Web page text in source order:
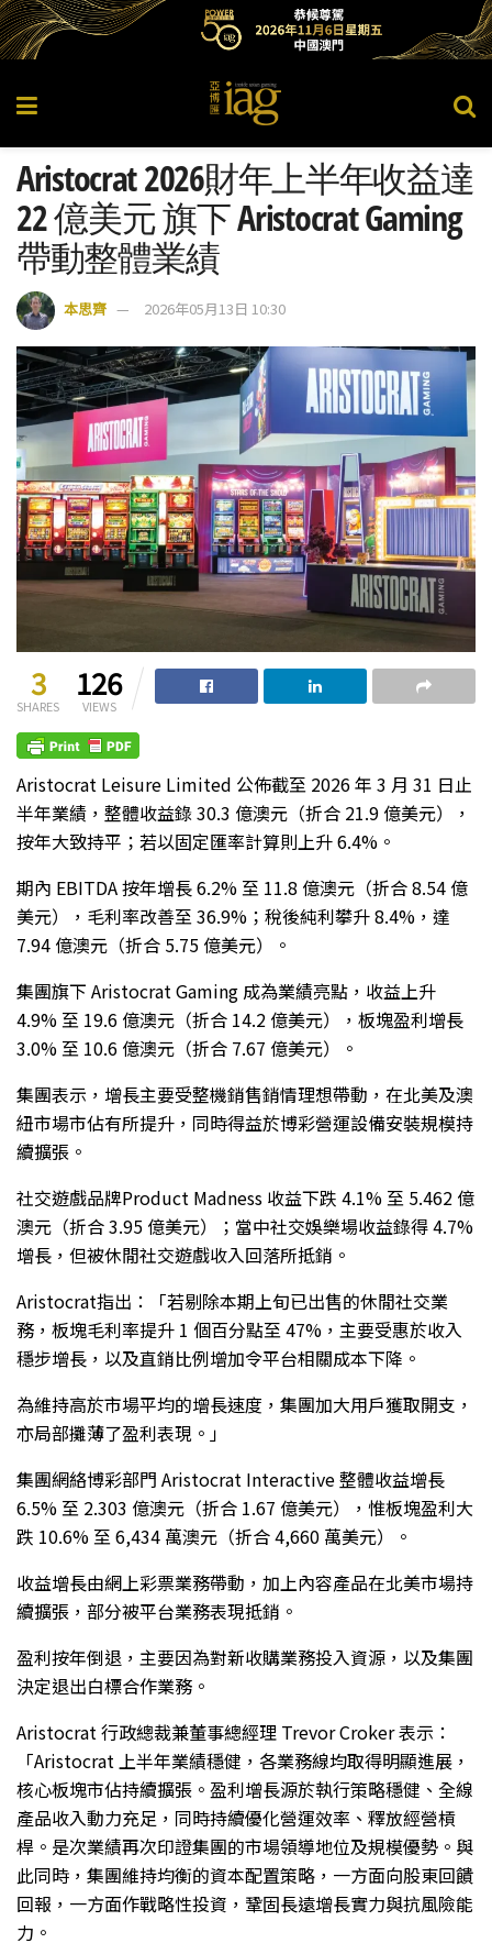
Aristocrat 2026財年上半年收益達
22 億美元 旗下 Aristocrat Gaming
帶動整體業績
本思齊 2026年05月13日 10:30
3
SHARES
126
VIEWS
Aristocrat Leisure Limited 公佈截至 2026 年 3 月 31 日止
半年業績，整體收益錄 30.3 億澳元（折合 21.9 億美元），
按年大致持平；若以固定匯率計算則上升 6.4%。
期內 EBITDA 按年增長 6.2% 至 11.8 億澳元（折合 8.54 億
美元），毛利率改善至 36.9%；稅後純利攀升 8.4%，達
7.94 億澳元（折合 5.75 億美元）。
集團旗下 Aristocrat Gaming 成為業績亮點，收益上升
4.9% 至 19.6 億澳元（折合 14.2 億美元），板塊盈利增長
3.0% 至 10.6 億澳元（折合 7.67 億美元）。
集團表示，增長主要受整機銷售銷情理想帶動，在北美及澳
紐市場市佔有所提升，同時得益於博彩營運設備安裝規模持
續擴張。
社交遊戲品牌Product Madness 收益下跌 4.1% 至 5.462 億
澳元（折合 3.95 億美元）；當中社交娛樂場收益錄得 4.7%
增長，但被休閒社交遊戲收入回落所抵銷。
Aristocrat指出：「若剔除本期上旬已出售的休閒社交業
務，板塊毛利率提升 1 個百分點至 47%，主要受惠於收入
穩步增長，以及直銷比例增加令平台相關成本下降。
為維持高於市場平均的增長速度，集團加大用戶獲取開支，
亦局部攤薄了盈利表現。」
集團網絡博彩部門 Aristocrat Interactive 整體收益增長
6.5% 至 2.303 億澳元（折合 1.67 億美元），惟板塊盈利大
跌 10.6% 至 6,434 萬澳元（折合 4,660 萬美元）。
收益增長由網上彩票業務帶動，加上內容產品在北美市場持
續擴張，部分被平台業務表現抵銷。
盈利按年倒退，主要因為對新收購業務投入資源，以及集團
決定退出白標合作業務。
Aristocrat 行政總裁兼董事總經理 Trevor Croker 表示：
「Aristocrat 上半年業績穩健，各業務線均取得明顯進展，
核心板塊市佔持續擴張。盈利增長源於執行策略穩健、全線
產品收入動力充足，同時持續優化營運效率、釋放經營槓
桿。是次業績再次印證集團的市場領導地位及規模優勢。與
此同時，集團維持均衡的資本配置策略，一方面向股東回饋
回報，一方面作戰略性投資，鞏固長遠增長實力與抗風險能
力。